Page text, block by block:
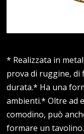
* Realizzata in
prova di ruggine, di
durata.* Ha una
ambienti.* Oltre ad
comodino, può
formare un